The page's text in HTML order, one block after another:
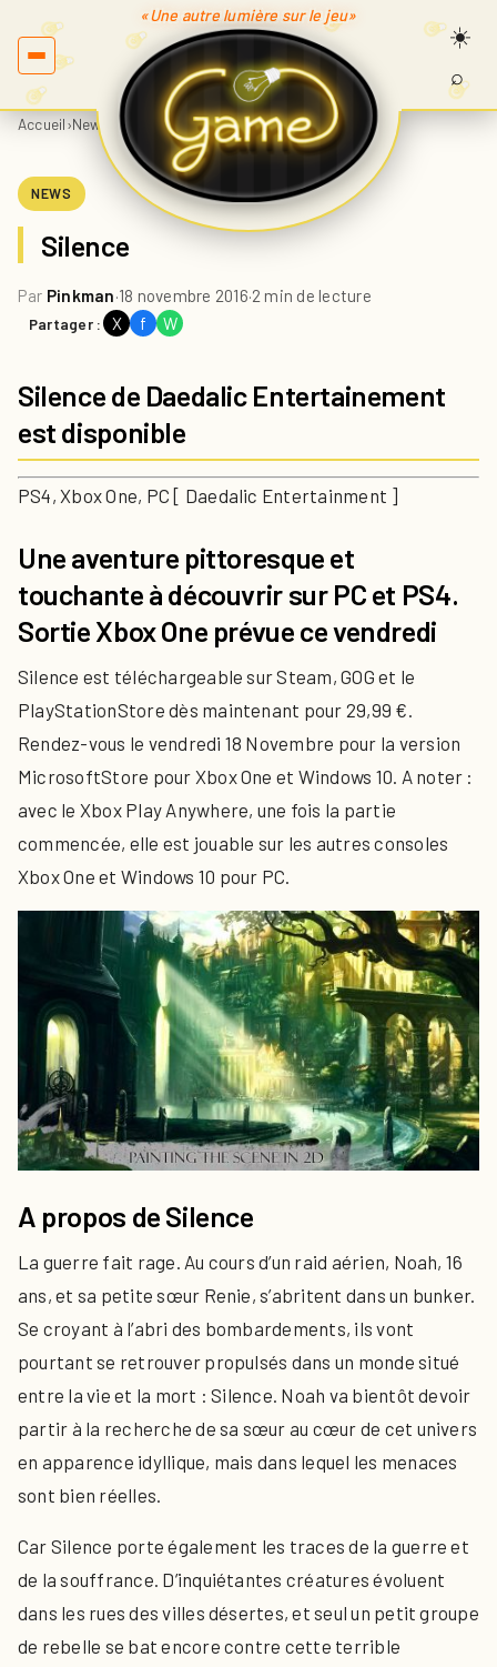
«Une autre lumière sur le jeu»
⌕
Accueil›News Silence
NEWS
Silence
Par Pinkman·18 novembre 2016·2 min de lecture
Partager : X f W
Silence de Daedalic Entertainement
est disponible
PS4, Xbox One, PC [ Daedalic Entertainment ]
Une aventure pittoresque et
touchante à découvrir sur PC et PS4.
Sortie Xbox One prévue ce vendredi
Silence est téléchargeable sur Steam, GOG et le
PlayStationStore dès maintenant pour 29,99 €.
Rendez-vous le vendredi 18 Novembre pour la version
MicrosoftStore pour Xbox One et Windows 10. A noter :
avec le Xbox Play Anywhere, une fois la partie
commencée, elle est jouable sur les autres consoles
Xbox One et Windows 10 pour PC.
A propos de Silence
La guerre fait rage. Au cours d’un raid aérien, Noah, 16
ans, et sa petite sœur Renie, s’abritent dans un bunker.
Se croyant à l’abri des bombardements, ils vont
pourtant se retrouver propulsés dans un monde situé
entre la vie et la mort : Silence. Noah va bientôt devoir
partir à la recherche de sa sœur au cœur de cet univers
en apparence idyllique, mais dans lequel les menaces
sont bien réelles.
Car Silence porte également les traces de la guerre et
de la souffrance. D’inquiétantes créatures évoluent
dans les rues des villes désertes, et seul un petit groupe
de rebelle se bat encore contre cette terrible